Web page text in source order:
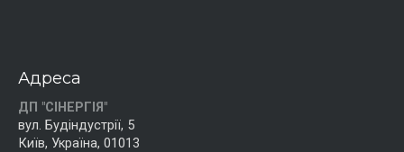
Адреса
ДП "СІНЕРГІЯ"
вул. Будіндустрії, 5
Київ, Україна, 01013